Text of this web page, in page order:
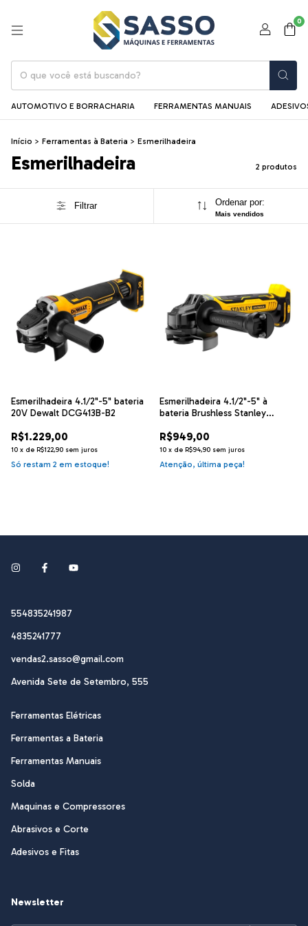
0
AUTOMOTIVO E BORRACHARIA FERRAMENTAS MANUAIS
Início > Ferramentas à Bateria > Esmerilhadeira
Esmerilhadeira 2 produtos
Filtrar Ordenar por:
Mais vendidos
Esmerilhadeira 4.1/2"-5" bateria
20V Dewalt DCG413B-B2
R$1.229,00
10 x de R$122,90 sem juros
Só restam 2 em estoque!
Esmerilhadeira 4.1/2"-5" à
bateria Brushless Stanley
R$949,00
10 x de R$94,90 sem juros
Atenção, última peça!
554835241987
4835241777
vendas2.sasso@gmail.com
Avenida Sete de Setembro, 555
Ferramentas Elétricas
Ferramentas a Bateria
Ferramentas Manuais
Solda
Maquinas e Compressores
Abrasivos e Corte
Adesivos e Fitas
Newsletter